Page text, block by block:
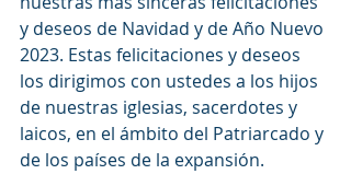
y deseos de Navidad y de Año Nuevo
2023. Estas felicitaciones y deseos
los dirigimos con ustedes a los hijos
de nuestras iglesias, sacerdotes y
laicos, en el ámbito del Patriarcado y
de los países de la expansión.